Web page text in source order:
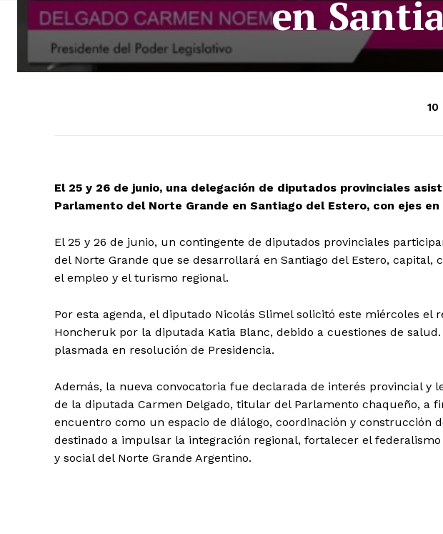
en
10
El 25 y 26 de junio, una delegación de diputados provinciales
Parlamento del Norte Grande en Santiago del Estero, con ejes
El 25 y 26 de junio, un contingente de diputados provinciales
del Norte Grande que se desarrollará en Santiago del Estero, capital,
el empleo y el turismo regional.
Por esta agenda, el diputado Nicolás Slimel solicitó este miércoles el
Honcheruk por la diputada Katia Blanc, debido a cuestiones de
plasmada en resolución de Presidencia.
Además, la nueva convocatoria fue declarada de interés provincial y
de la diputada Carmen Delgado, titular del Parlamento chaqueño, a
encuentro como un espacio de diálogo, coordinación y construcción
destinado a impulsar la integración regional, fortalecer el
y social del Norte Grande Argentino.